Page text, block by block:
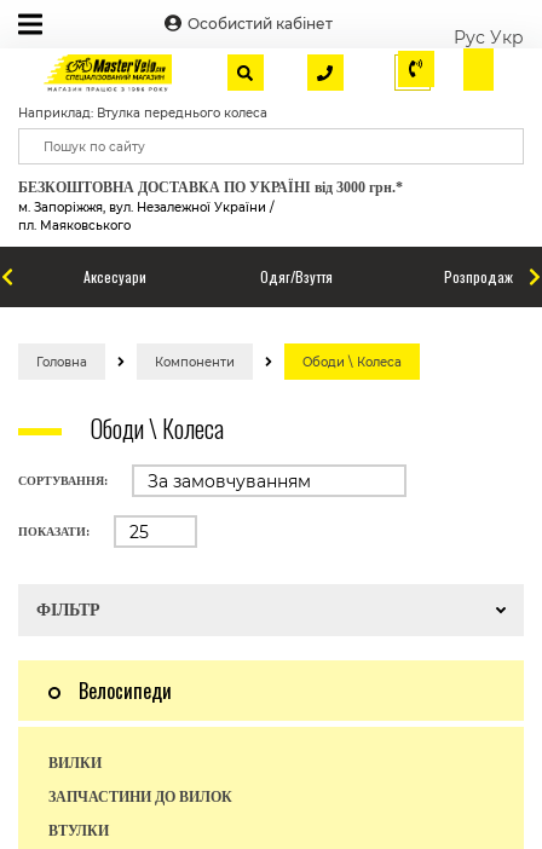
Особистий кабінет
Рус Укр
Наприклад: Втулка переднього колеса
БЕЗКОШТОВНА ДОСТАВКА ПО УКРАЇНІ від 3000 грн.*
м. Запоріжжя, вул. Незалежної України /
пл. Маяковського
Аксесуари Одяг/Взуття Розпродаж
Головна Компоненти Ободи \ Колеса
Ободи \ Колеса
СОРТУВАННЯ:
ПОКАЗАТИ:
ФІЛЬТР
Велосипеди
ВИЛКИ
ЗАПЧАСТИНИ ДО ВИЛОК
ВТУЛКИ